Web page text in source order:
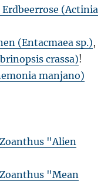
(Actinia
(Entacmaea sp.),
crassa)!
manjano)
"Alien
"Mean